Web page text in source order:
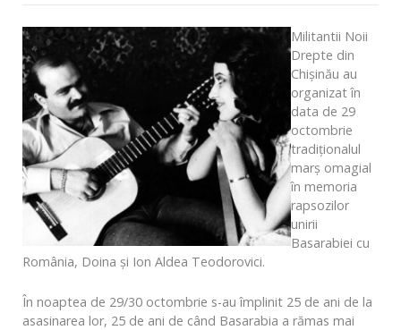
Militantii Noii
Drepte din
Chișinău au
organizat în
data de 29
octombrie
tradiţionalul
marș omagial
în memoria
rapsozilor
unirii
Basarabiei cu
România, Doina și Ion Aldea Teodorovici.
În noaptea de 29/30 octombrie s-au împlinit 25 de ani de la
asasinarea lor, 25 de ani de când Basarabia a rămas mai